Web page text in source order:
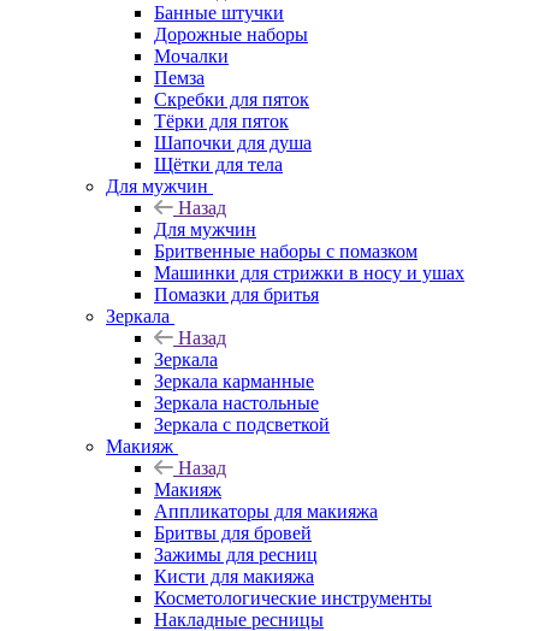
Банные штучки
Дорожные наборы
Мочалки
Пемза
Скребки для пяток
Тёрки для пяток
Шапочки для душа
Щётки для тела
Для мужчин
Назад
Для мужчин
Бритвенные наборы с помазком
Машинки для стрижки в носу и ушах
Помазки для бритья
Зеркала
Назад
Зеркала
Зеркала карманные
Зеркала настольные
Зеркала с подсветкой
Макияж
Назад
Макияж
Аппликаторы для макияжа
Бритвы для бровей
Зажимы для ресниц
Кисти для макияжа
Косметологические инструменты
Накладные ресницы